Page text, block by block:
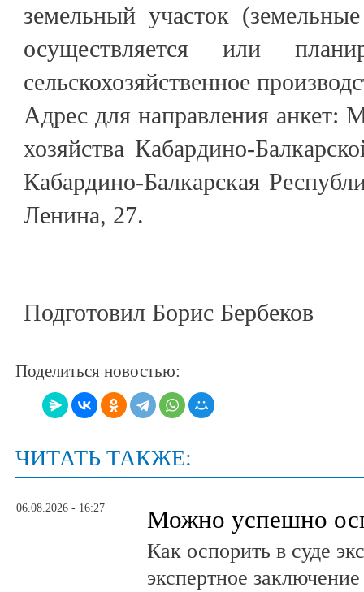
земельный участок
осуществляется или
сельскохозяйственное
Адрес для направления анкет:
хозяйства Кабардино-
Кабардино-Балкарская
Ленина, 27.
Подготовил Борис Бербеков
Поделиться новостью:
ЧИТАТЬ ТАКЖЕ:
06.08.2026 - 16:27 Можно успешно
Как оспорить в суде
экспертное